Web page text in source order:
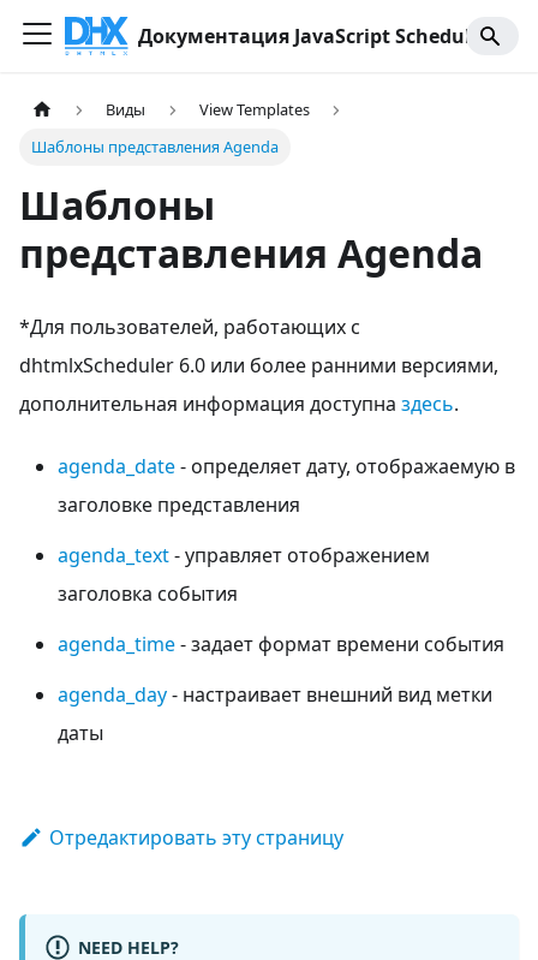
Документация JavaScript Scheduler
Виды
View Templates
Шаблоны представления Agenda
Шаблоны
представления Agenda
*Для пользователей, работающих с
dhtmlxScheduler 6.0 или более ранними версиями,
дополнительная информация доступна здесь.
agenda_date- определяет дату, отображаемую в
заголовке представления
agenda_text- управляет отображением
заголовка события
agenda_time- задает формат времени события
agenda_day- настраивает внешний вид метки
даты
Отредактировать эту страницу
NEED HELP?